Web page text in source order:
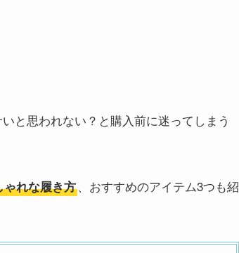
と思われない？と購入前に迷ってしまう
れな履き方、おすすめのアイテム3つも紹